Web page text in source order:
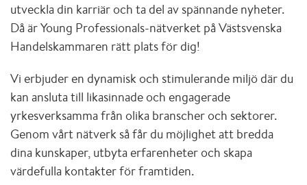
utveckla din karriär och ta del av spännande nyheter.
Då är Young Professionals-nätverket på Västsvenska
Handelskammaren rätt plats för dig!
Vi erbjuder en dynamisk och stimulerande miljö där du
kan ansluta till likasinnade och engagerade
yrkesverksamma från olika branscher och sektorer.
Genom vårt nätverk så får du möjlighet att bredda
dina kunskaper, utbyta erfarenheter och skapa
värdefulla kontakter för framtiden.